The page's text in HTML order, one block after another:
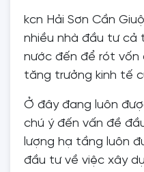
kcn Hải Sơn Cần
nhiều nhà đầu tư cả
nước đến để rót
tăng trưởng kinh tế
Ở đây đang luôn
chú ý đến vấn đề
lượng hạ tầng luôn
đầu tư về việc xây